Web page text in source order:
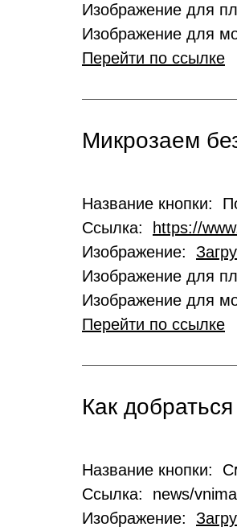
Изображение для
Изображение для
Перейти по ссылке
Микрозаем
Название кнопки:
Ссылка:
https://
Изображение:
Изображение для
Изображение для
Перейти по ссылке
Как
Название кнопки:
Ссылка: news/
Изображение: